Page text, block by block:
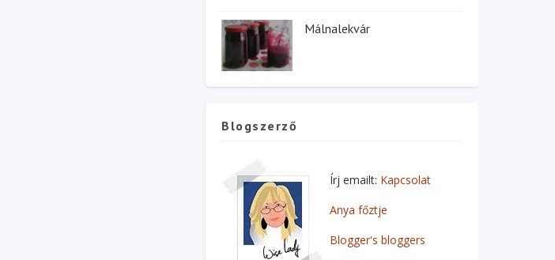
Málnalekvár
Blogszerző
Írj emailt: Kapcsolat
Anya főztje
Blogger's bloggers